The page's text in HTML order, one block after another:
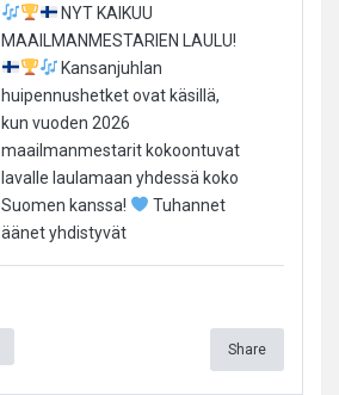
NYT KAIKUU
MAAILMANMESTARIEN LAULU!
Kansanjuhlan
huipennushetket ovat käsillä,
kun vuoden 2026
maailmanmestarit kokoontuvat
lavalle laulamaan yhdessä koko
Suomen kanssa!
Tuhannet
äänet yhdistyvät
Share